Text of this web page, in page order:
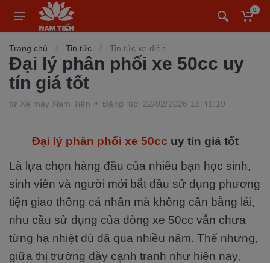
0
Trang chủ Tin tức Tin tức xe điện
Đại lý phân phối xe 50cc uy
tín giá tốt
từ Xe máy Nam Tiến Đăng lúc: 22/02/2026 16:41:19
Đại lý phân phối xe 50cc uy tín giá tốt
Là lựa chọn hàng đầu của nhiều bạn học sinh,
sinh viên và người mới bắt đầu sử dụng phương
tiện giao thông cá nhân mà không cần bằng lái,
nhu cầu sử dụng của dòng xe 50cc vẫn chưa
từng hạ nhiệt dù đã qua nhiều năm. Thế nhưng,
giữa thị trường đầy cạnh tranh như hiện nay,